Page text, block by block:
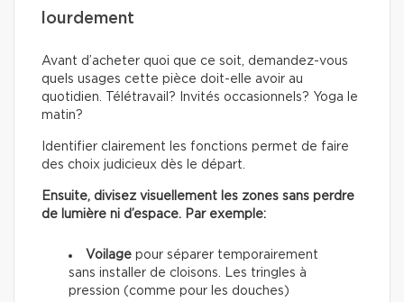
lourdement
Avant d’acheter quoi que ce soit, demandez-vous
quels usages cette pièce doit-elle avoir au
quotidien. Télétravail? Invités occasionnels? Yoga le
matin?
Identifier clairement les fonctions permet de faire
des choix judicieux dès le départ.
Ensuite, divisez visuellement les zones sans perdre
de lumière ni d’espace. Par exemple:
Voilage pour séparer temporairement
sans installer de cloisons. Les tringles à
pression (comme pour les douches)